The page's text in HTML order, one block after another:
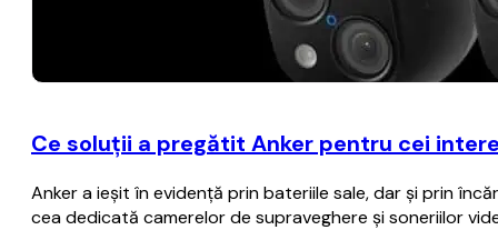
Ce soluții a pregătit Anker pentru cei
Anker a ieșit în evidență prin bateriile sale, dar și prin
cea dedicată camerelor de supraveghere și soneriilor